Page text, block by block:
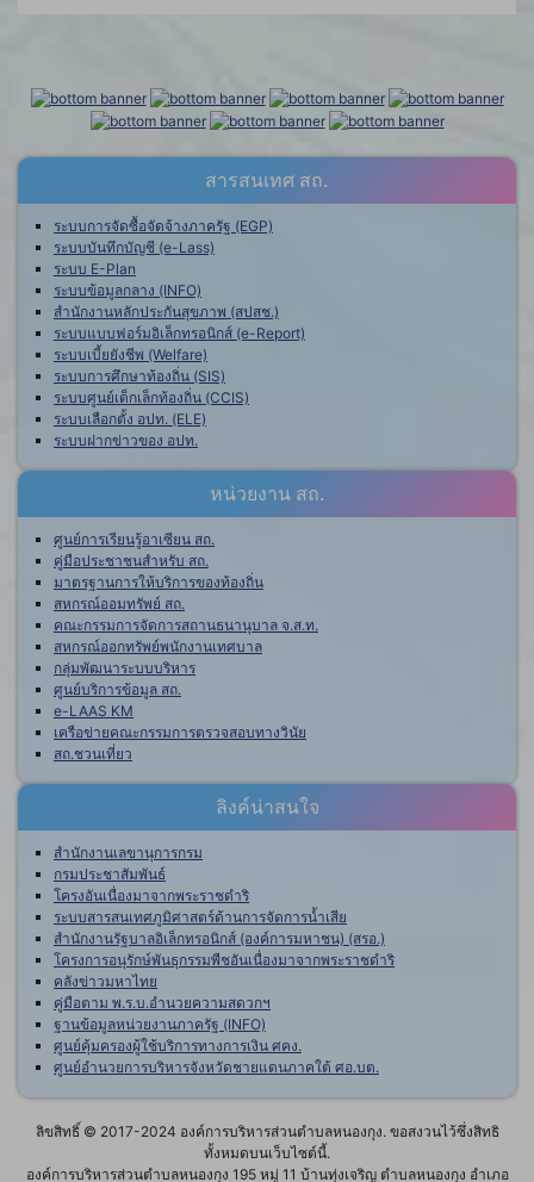
สารสนเทศ สถ.
ระบบการจัดซื้อจัดจ้างภาครัฐ (EGP)
ระบบบันทึกบัญชี (e-Lass)
ระบบ E-Plan
ระบบข้อมูลกลาง (INFO)
สำนักงานหลักประกันสุขภาพ (สปสช.)
ระบบแบบฟอร์มอิเล็กทรอนิกส์ (e-Report)
ระบบเบี้ยยังชีพ (Welfare)
ระบบการศึกษาท้องถิ่น (SIS)
ระบบศูนย์เด็กเล็กท้องถิ่น (CCIS)
ระบบเลือกตั้ง อปท. (ELE)
ระบบฝากข่าวของ อปท.
หน่วยงาน สถ.
ศูนย์การเรียนรู้อาเซียน สถ.
คู่มือประชาชนสำหรับ สถ.
มาตรฐานการให้บริการของท้องถิ่น
สหกรณ์ออมทรัพย์ สถ.
คณะกรรมการจัดการสถานธนานุบาล จ.ส.ท.
สหกรณ์ออกทรัพย์พนักงานเทศบาล
กลุ่มพัฒนาระบบบริหาร
ศูนย์บริการข้อมูล สถ.
e-LAAS KM
เครือข่ายคณะกรรมการตรวจสอบทางวินัย
สถ.ชวนเที่ยว
ลิงค์น่าสนใจ
สำนักงานเลขานุการกรม
กรมประชาสัมพันธ์
โครงอันเนื่องมาจากพระราชดำริ
ระบบสารสนเทศภูมิศาสตร์ด้านการจัดการน้ำเสีย
สำนักงานรัฐบาลอิเล็กทรอนิกส์ (องค์การมหาชน) (สรอ.)
โครงการอนุรักษ์พันธุกรรมพืชอันเนื่องมาจากพระราชดำริ
คลังข่าวมหาไทย
คู่มือตาม พ.ร.บ.อำนวยความสดวกฯ
ฐานข้อมูลหน่วยงานภาครัฐ (INFO)
ศูนย์คุ้มครองผู้ใช้บริการทางการเงิน ศคง.
ศูนย์อำนวยการบริหารจังหวัดชายแดนภาคใต้ ศอ.บต.
ลิขสิทธิ์ © 2017-2024 องค์การบริหารส่วนตำบลหนองกุง. ขอสงวนไว้ซึ่งสิทธิ
ทั้งหมดบนเว็บไซต์นี้.
องค์การบริหารส่วนตำบลหนองกุง 195 หมู่ 11 บ้านทุ่งเจริญ ตำบลหนองกุง อำเภอ